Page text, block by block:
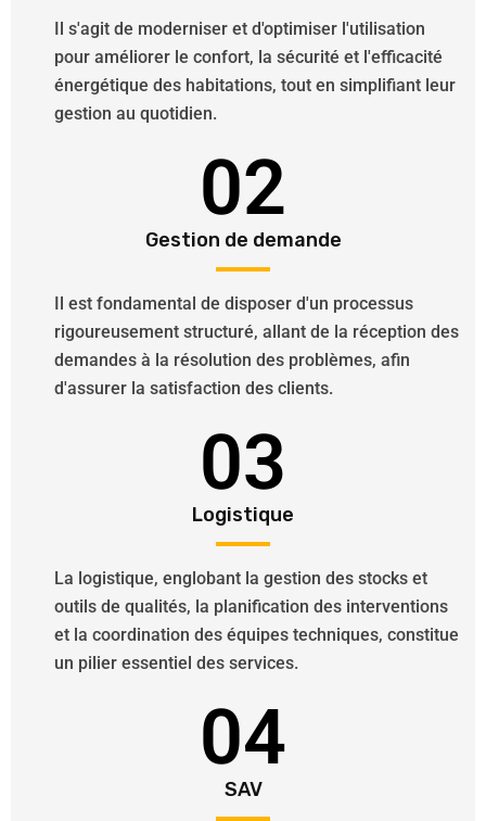
Il s'agit de moderniser et d'optimiser l'utilisation
pour améliorer le confort, la sécurité et l'efficacité
énergétique des habitations, tout en simplifiant leur
gestion au quotidien.
02
Gestion de demande
Il est fondamental de disposer d'un processus
rigoureusement structuré, allant de la réception des
demandes à la résolution des problèmes, afin
d'assurer la satisfaction des clients.
03
Logistique
La logistique, englobant la gestion des stocks et
outils de qualités, la planification des interventions
et la coordination des équipes techniques, constitue
un pilier essentiel des services.
04
SAV